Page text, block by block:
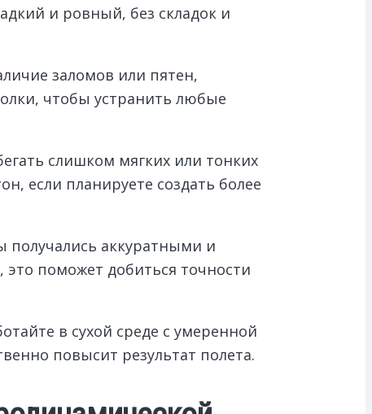
и ровный, без складок и
заломов или пятен,
чтобы устранить любые
слишком мягких или тонких
если планируете создать более
получались аккуратными и
поможет добиться точности
в сухой среде с умеренной
повысит результат полета.